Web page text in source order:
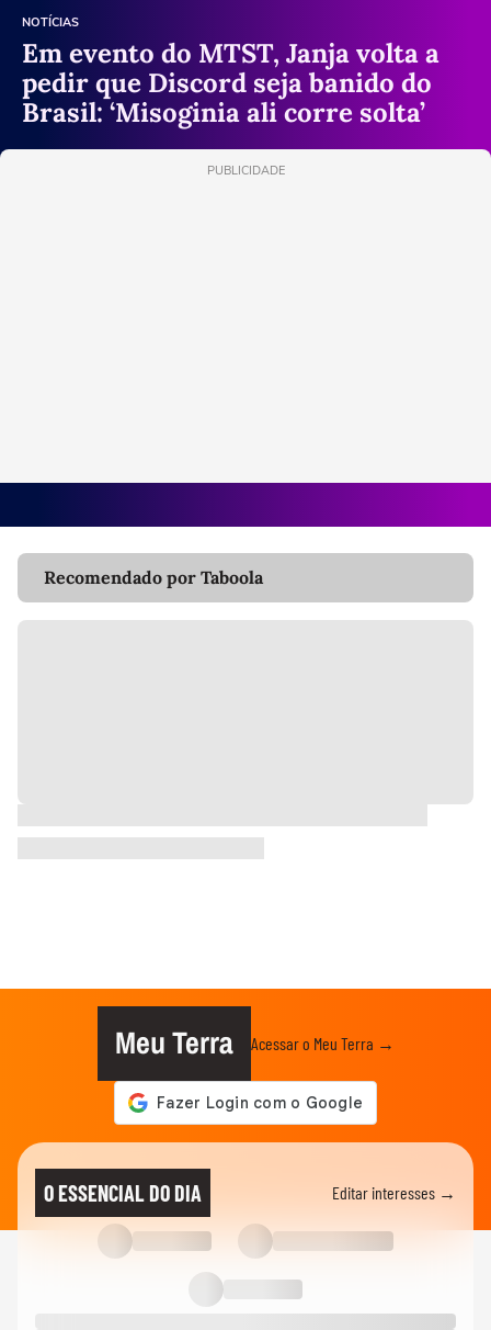
NOTÍCIAS
Em evento do MTST, Janja volta a
pedir que Discord seja banido do
Brasil: ‘Misoginia ali corre solta’
PUBLICIDADE
Recomendado por Taboola
Meu Terra Acessar o Meu Terra →
O ESSENCIAL DO DIA Editar interesses →